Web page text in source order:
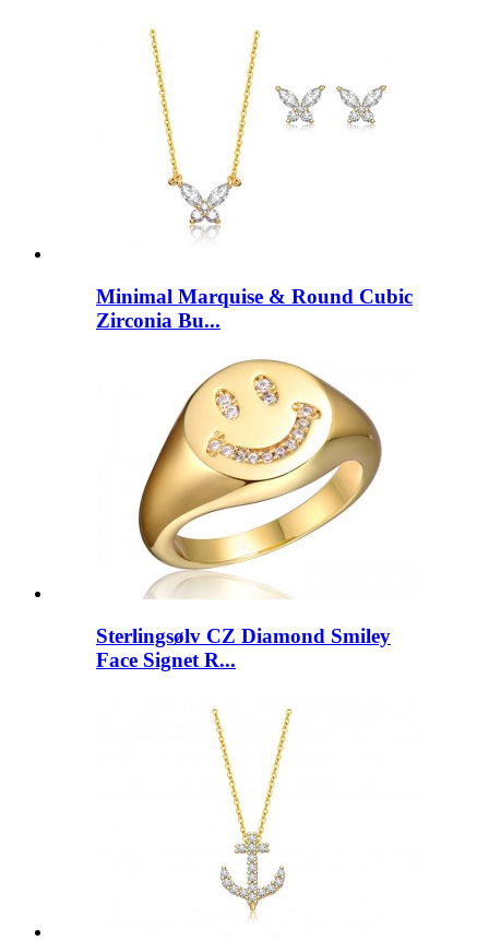
Minimal Marquise & Round Cubic
Zirconia Bu...
Sterlingsølv CZ Diamond Smiley
Face Signet R...